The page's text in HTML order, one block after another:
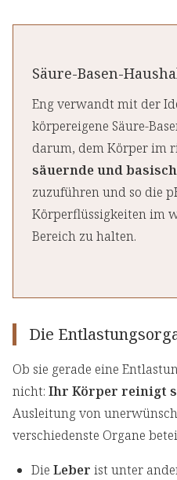
Säure-Basen-
Eng verwandt mit der
körpereigene Säure-
darum, dem Körper im
säuernde und
zuzuführen und so die
Körperflüssigkeiten im
Bereich zu halten.
Die
Ob sie gerade eine
nicht: Ihr Körper reinigt
Ausleitung von
verschiedenste Organe
Die Leber ist unter